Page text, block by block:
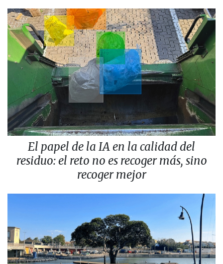
El papel de la IA en la calidad del
residuo: el reto no es recoger más, sino
recoger mejor